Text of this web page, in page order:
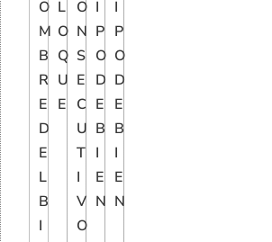
O
M
B
R
E
D
E
L
B
I
L
O
Q
U
E
O
N
S
E
C
U
T
I
V
O
I
P
O
D
E
B
I
E
N
I
P
O
D
E
B
I
E
N